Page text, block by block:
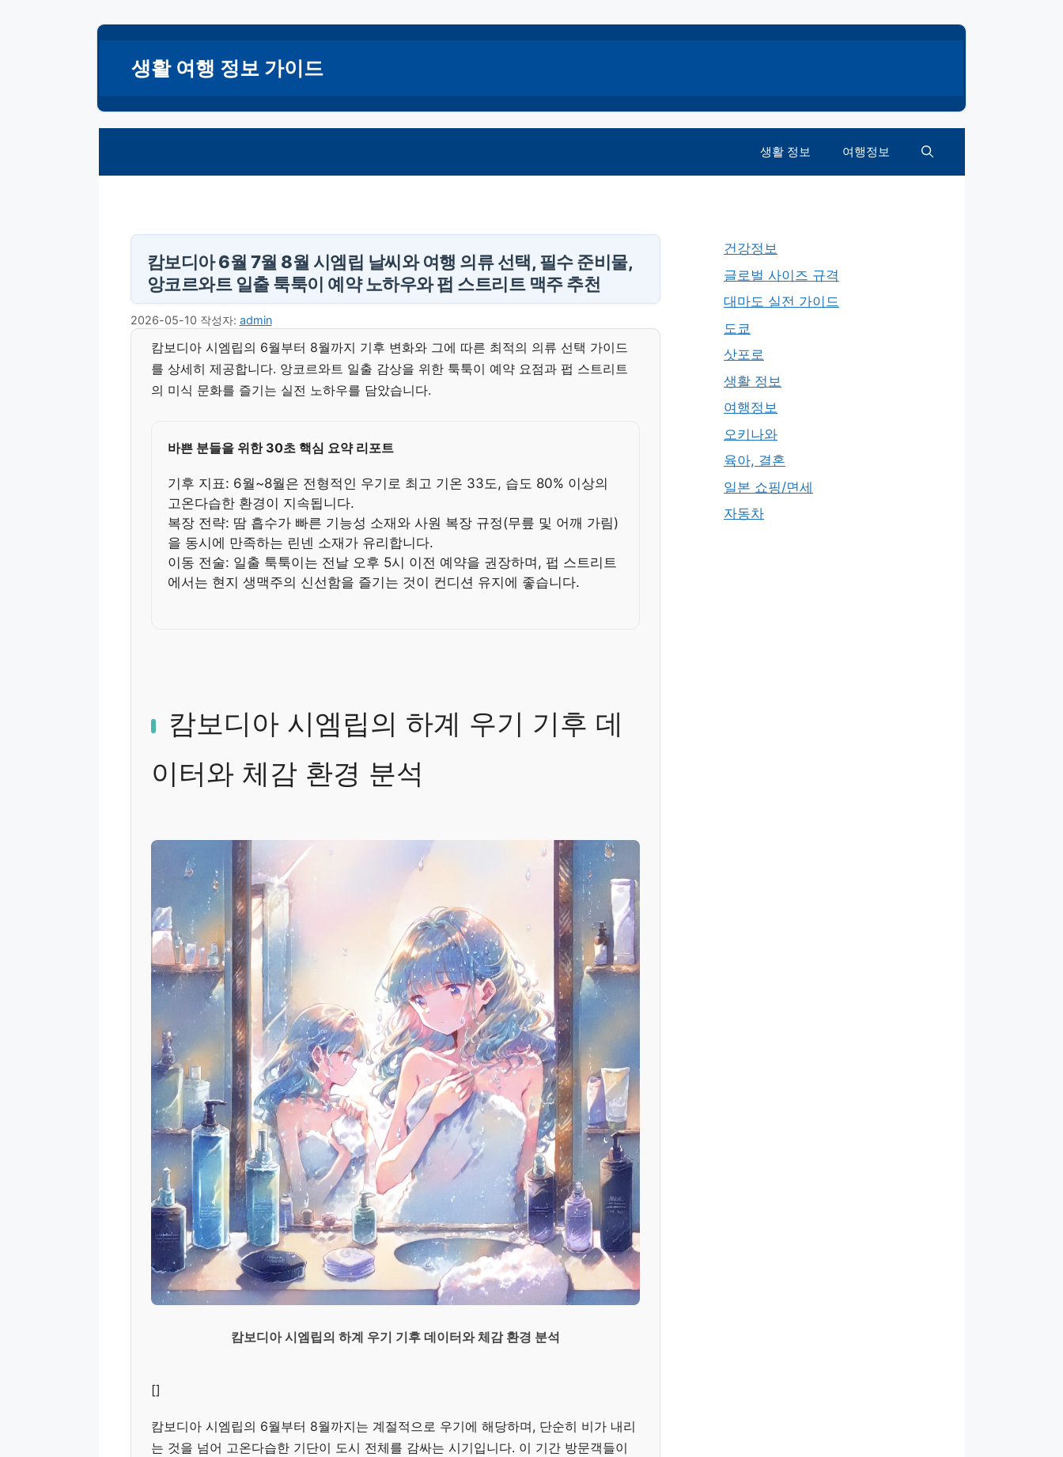
생활 여행 정보 가이드
생활 정보 여행정보
캄보디아 6월 7월 8월 시엠립 날씨와 여행 의류 선택, 필수 준비물,
앙코르와트 일출 툭툭이 예약 노하우와 펍 스트리트 맥주 추천
2026-05-10 작성자: admin
캄보디아 시엠립의 6월부터 8월까지 기후 변화와 그에 따른 최적의 의류 선택 가이드
를 상세히 제공합니다. 앙코르와트 일출 감상을 위한 툭툭이 예약 요점과 펍 스트리트
의 미식 문화를 즐기는 실전 노하우를 담았습니다.
바쁜 분들을 위한 30초 핵심 요약 리포트
기후 지표: 6월~8월은 전형적인 우기로 최고 기온 33도, 습도 80% 이상의
고온다습한 환경이 지속됩니다.
복장 전략: 땀 흡수가 빠른 기능성 소재와 사원 복장 규정(무릎 및 어깨 가림)
을 동시에 만족하는 린넨 소재가 유리합니다.
이동 전술: 일출 툭툭이는 전날 오후 5시 이전 예약을 권장하며, 펍 스트리트
에서는 현지 생맥주의 신선함을 즐기는 것이 컨디션 유지에 좋습니다.
캄보디아 시엠립의 하계 우기 기후 데
이터와 체감 환경 분석
캄보디아 시엠립의 하계 우기 기후 데이터와 체감 환경 분석
[]
캄보디아 시엠립의 6월부터 8월까지는 계절적으로 우기에 해당하며, 단순히 비가 내리
는 것을 넘어 고온다습한 기단이 도시 전체를 감싸는 시기입니다. 이 기간 방문객들이
건강정보
글로벌 사이즈 규격
대마도 실전 가이드
도쿄
삿포로
생활 정보
여행정보
오키나와
육아, 결혼
일본 쇼핑/면세
자동차